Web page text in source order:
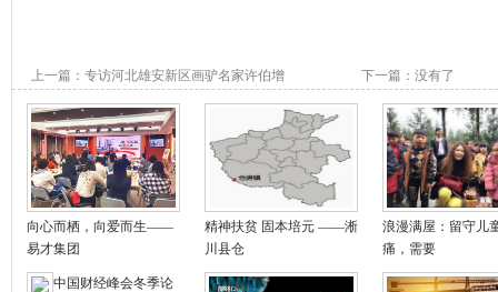
上一篇： 专访河北雄安新区画驴名家许伯增 下一篇：没有了
向心而栖，向爱而生——
易才集团
精神扶贫 固本培元 ——淅
川县仓
浪漫满屋：留守儿
痛，需要
中国财经峰会冬季论